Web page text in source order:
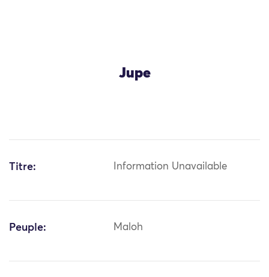
Jupe
Titre: Information Unavailable
Peuple: Maloh